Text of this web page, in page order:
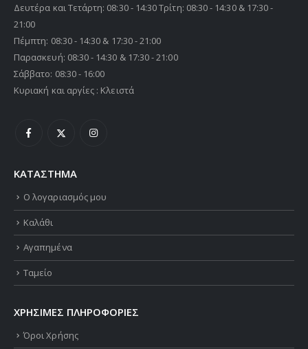
Δευτέρα και Τετάρτη: 08:30 - 14:30 Τρίτη: 08:30 - 14:30 & 17:30 -
21:00
Πέμπτη: 08:30 - 14:30 & 17:30 - 21:00
Παρασκευή: 08:30 - 14:30 & 17:30 - 21:00
Σάββατο: 08:30 - 16:00
Κυριακή και αργίες : Κλειστά
ΚΑΤΑΣΤΗΜΑ
Ο λογαριασμός μου
Καλάθι
Αγαπημένα
Ταμείο
ΧΡΗΣΙΜΕΣ ΠΛΗΡΟΦΟΡΙΕΣ
Όροι Χρήσης